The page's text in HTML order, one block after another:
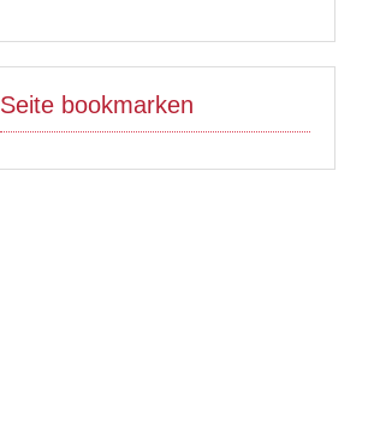
Seite bookmarken